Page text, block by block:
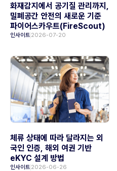
화재감지에서 공기질 관리까지,
밀폐공간 안전의 새로운 기준
파이어스카우트(FireScout)
인사이트 2026-07-20
체류 상태에 따라 달라지는 외
국인 인증, 해외 여권 기반
eKYC 설계 방법
인사이트 2026-06-26